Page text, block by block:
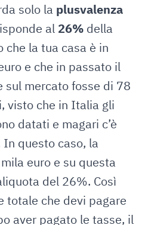
solo la plusvalenza
al 26% della
che la tua casa è in
e che in passato il
sul mercato fosse di 78
visto che in Italia gli
datati e magari c’è
In questo caso, la
euro e su questa
del 26%. Così
totale che devi pagare
aver pagato le tasse, il